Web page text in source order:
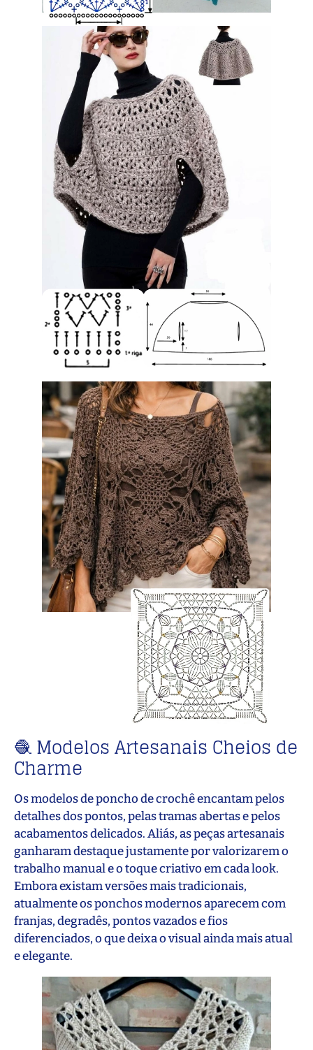
🧶 Modelos Artesanais Cheios de
Charme
Os modelos de poncho de crochê encantam pelos
detalhes dos pontos, pelas tramas abertas e pelos
acabamentos delicados. Aliás, as peças artesanais
ganharam destaque justamente por valorizarem o
trabalho manual e o toque criativo em cada look.
Embora existam versões mais tradicionais,
atualmente os ponchos modernos aparecem com
franjas, degradês, pontos vazados e fios
diferenciados, o que deixa o visual ainda mais atual
e elegante.